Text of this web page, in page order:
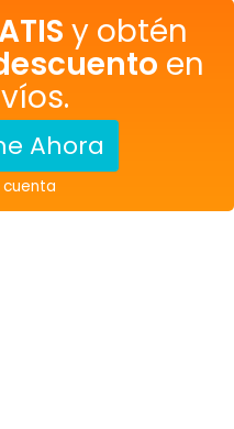
y obtén
en
Ahora
cuenta